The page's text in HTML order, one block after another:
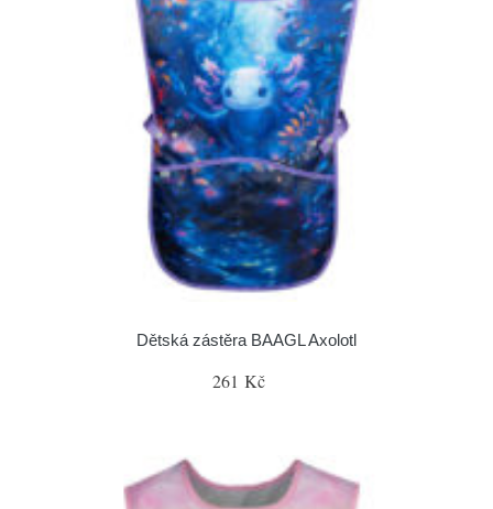
Dětská zástěra BAAGL Axolotl
261 Kč